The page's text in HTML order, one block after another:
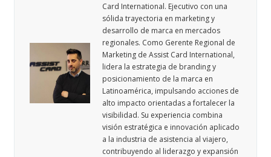
Card International. Ejecutivo con una
sólida trayectoria en marketing y
desarrollo de marca en mercados
regionales. Como Gerente Regional de
Marketing de Assist Card International,
lidera la estrategia de branding y
posicionamiento de la marca en
Latinoamérica, impulsando acciones de
alto impacto orientadas a fortalecer la
visibilidad. Su experiencia combina
visión estratégica e innovación aplicado
a la industria de asistencia al viajero,
contribuyendo al liderazgo y expansión